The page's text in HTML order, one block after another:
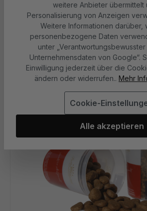
weitere Anbieter übermittelt
Personalisierung von Anzeigen
Weitere Informationen darüber,
personenbezogene Daten
unter „Verantwortungsbewusster
Unternehmensdaten von Google“.
Einwilligung jederzeit über die
ändern oder widerrufen.. Mehr
Cookie-
Alle akzeptieren